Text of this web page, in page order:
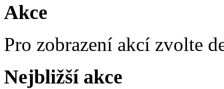
Akce
Pro zobrazení akcí zvolte
Nejbližší akce